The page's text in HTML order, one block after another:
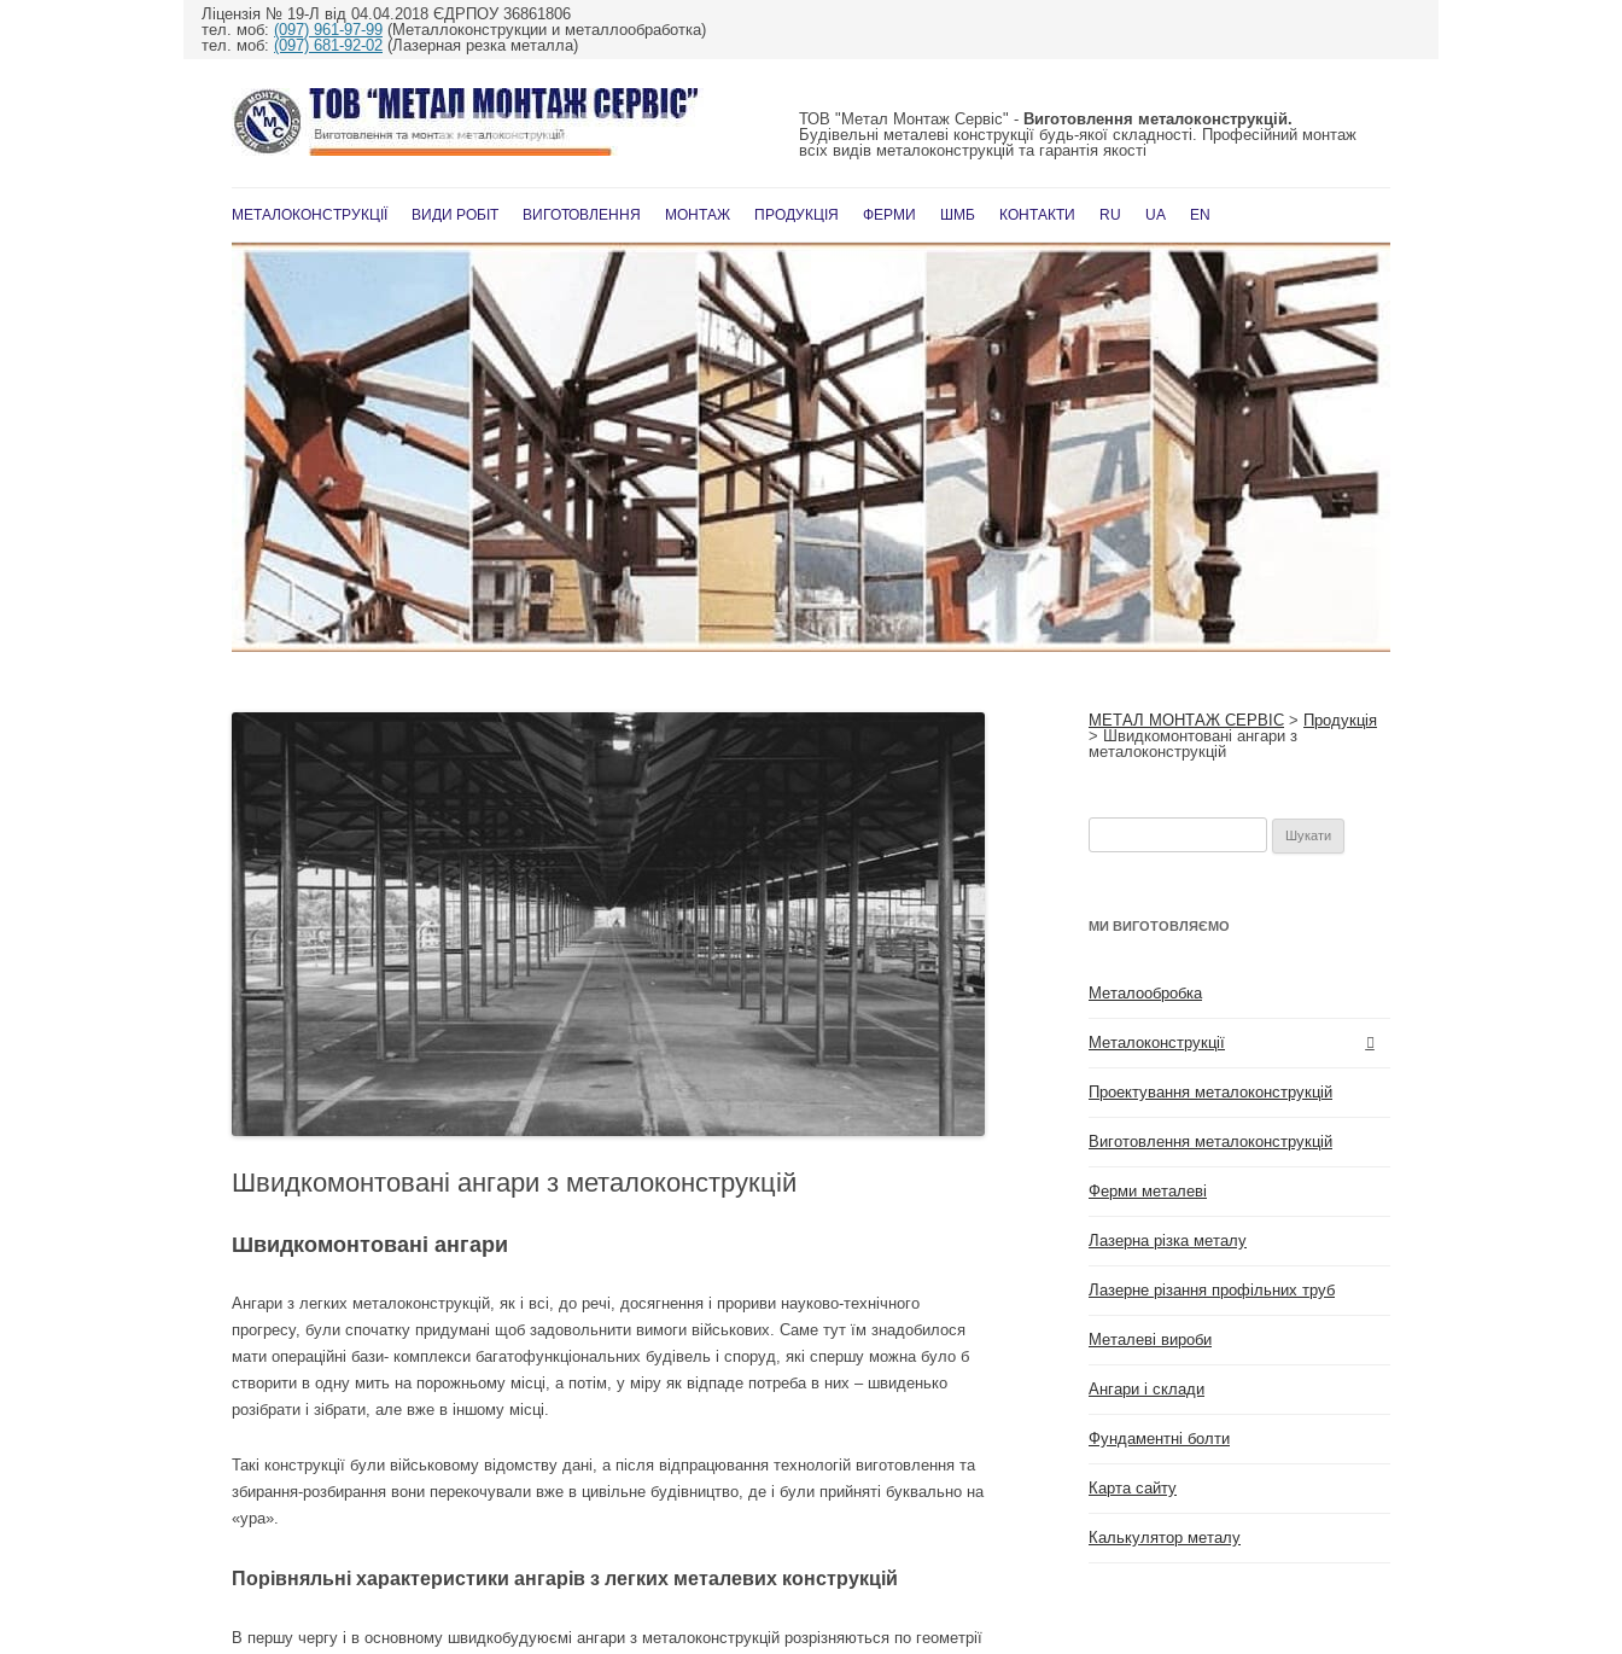
Ліцензія № 19-Л від 04.04.2018 ЄДРПОУ 36861806
тел. моб: (097) 961-97-99 (Металлоконструкции и металлообработка)
тел. моб: (097) 681-92-02 (Лазерная резка металла)
ТОВ "Метал Монтаж Сервіс" - Виготовлення металоконструкцій.
Будівельні металеві конструкції будь-якої складності. Професійний монтаж
всіх видів металоконструкцій та гарантія якості
до
вмісту
МЕТАЛОКОНСТРУКЦІЇ ВИДИ РОБІТ ВИГОТОВЛЕННЯ МОНТАЖ ПРОДУКЦІЯ ФЕРМИ ШМБ КОНТАКТИ RU UA EN
Швидкомонтовані ангари з металоконструкцій
Швидкомонтовані ангари
Ангари з легких металоконструкцій, як і всі, до речі, досягнення і прориви науково-технічного
прогресу, були спочатку придумані щоб задовольнити вимоги військових. Саме тут їм знадобилося
мати операційні бази- комплекси багатофункціональних будівель і споруд, які спершу можна було б
створити в одну мить на порожньому місці, а потім, у міру як відпаде потреба в них – швиденько
розібрати і зібрати, але вже в іншому місці.
Такі конструкції були військовому відомству дані, а після відпрацювання технологій виготовлення та
збирання-розбирання вони перекочували вже в цивільне будівництво, де і були прийняті буквально на
«ура».
Порівняльні характеристики ангарів з легких металевих конструкцій
В першу чергу і в основному швидкобудуюємі ангари з металоконструкцій розрізняються по геометрії
МЕТАЛ МОНТАЖ СЕРВІС > Продукція
> Швидкомонтовані ангари з
металоконструкцій
МИ ВИГОТОВЛЯЄМО
Металообробка
Металоконструкції
Проектування металоконструкцій
Виготовлення металоконструкцій
Ферми металеві
Лазерна різка металу
Лазерне різання профільних труб
Металеві вироби
Ангари і склади
Фундаментні болти
Карта сайту
Калькулятор металу